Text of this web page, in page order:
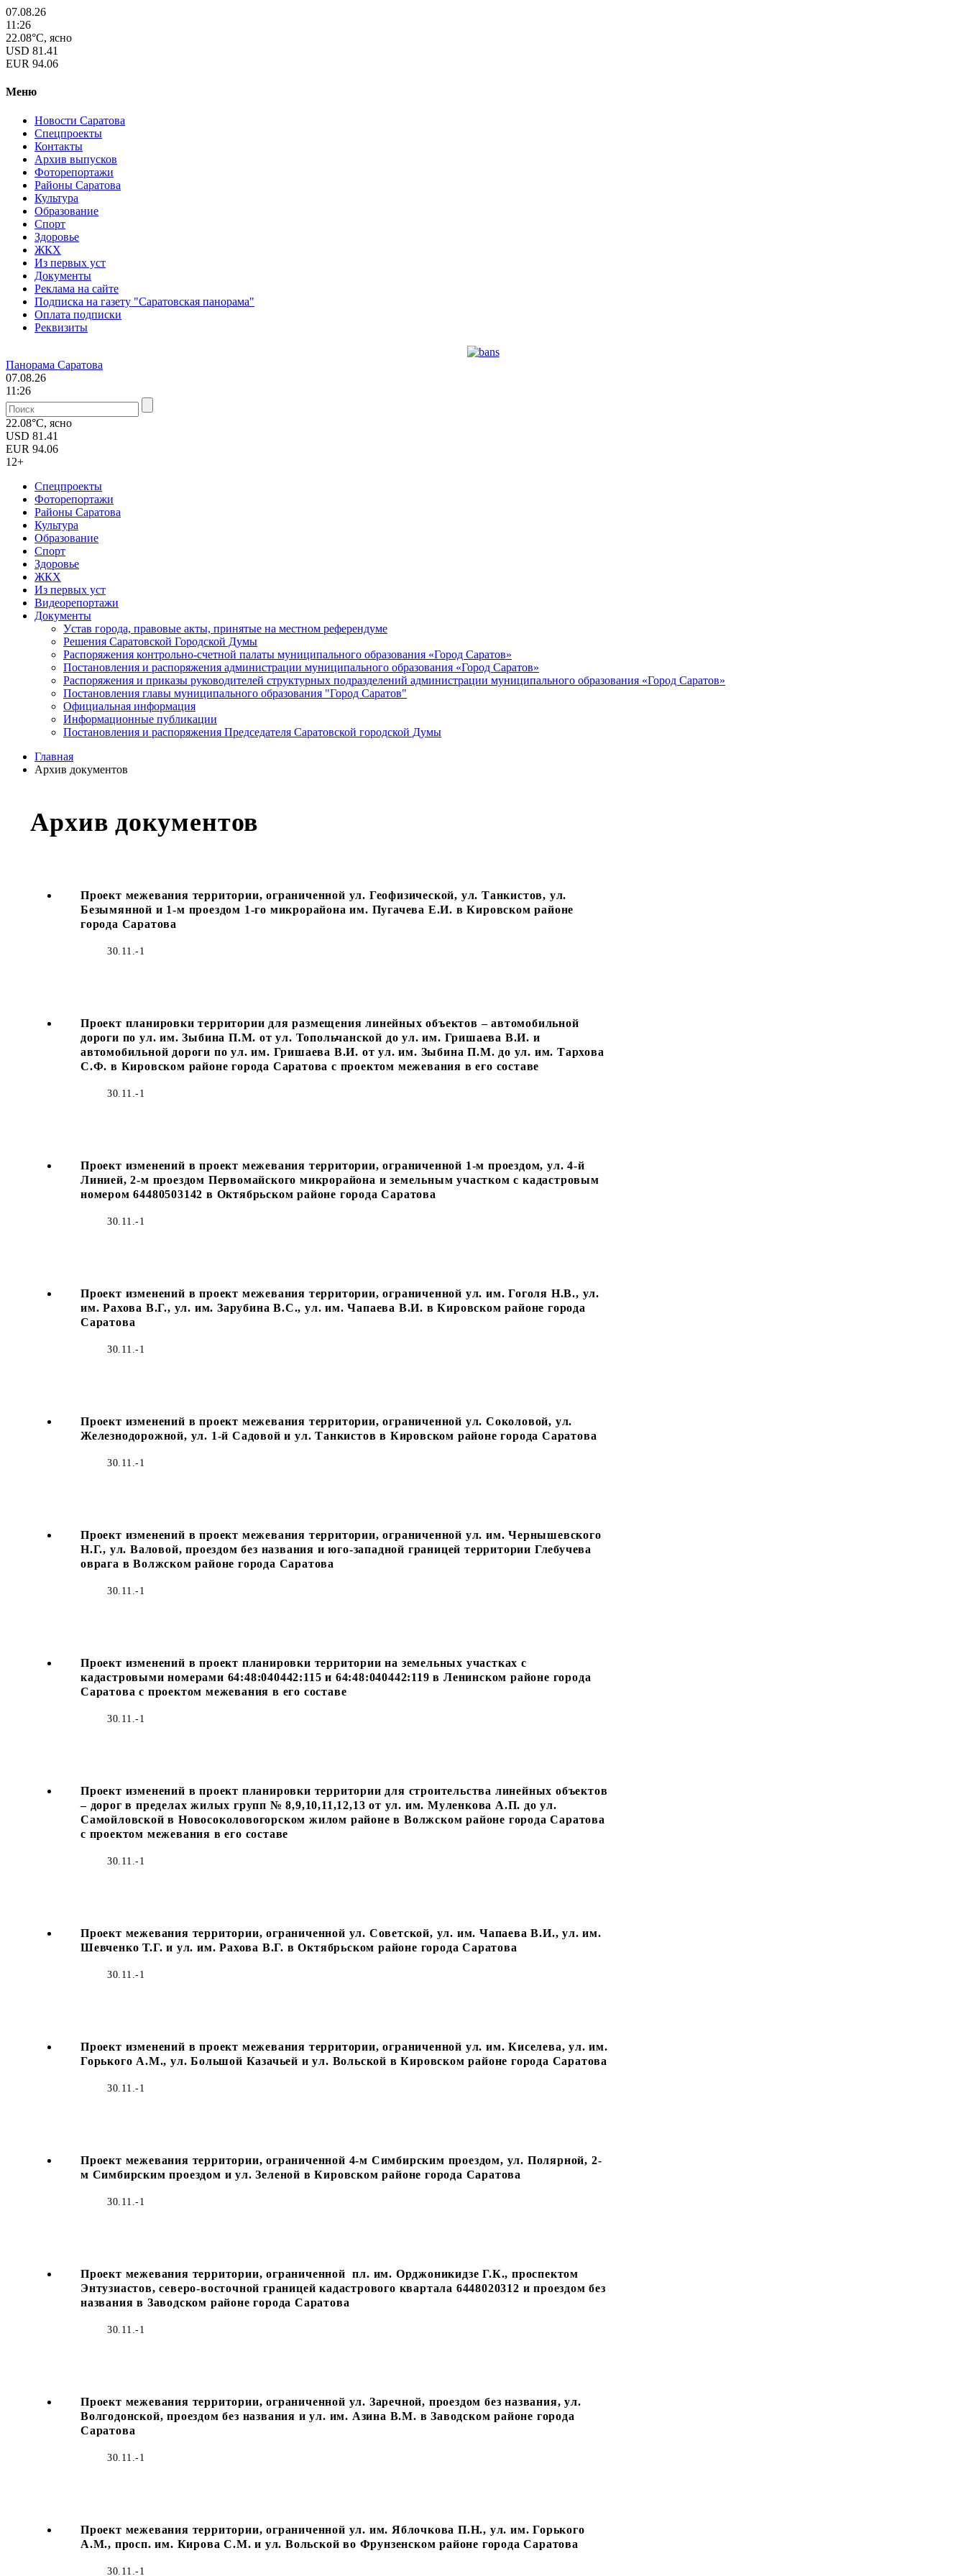
07.08.26
11:26
22.08°C, ясно
USD 81.41
EUR 94.06
Меню
Новости Саратова
Спецпроекты
Контакты
Архив выпусков
Фоторепортажи
Районы Саратова
Культура
Образование
Спорт
Здоровье
ЖКХ
Из пеpвых уст
Документы
Реклама на сайте
Подписка на газету "Саратовская панорама"
Оплата подписки
Реквизиты
Панорама Саратова
07.08.26
11:26
22.08°C, ясно
USD 81.41
EUR 94.06
12+
Спецпроекты
Фоторепортажи
Районы Саратова
Культура
Образование
Спорт
Здоровье
ЖКХ
Из пеpвых уст
Видеорепортажи
Документы
Уcтав города, правовые акты, принятые на местном референдуме
Решения Саратовской Городской Думы
Распоряжения контрольно-счетной палаты муниципального образования «Город Саратов»
Постановления и распоряжения администрации муниципального образования «Город Саратов»
Распоряжения и приказы руководителей структурных подразделений администрации муниципального образования «Город Саратов»
Постановления главы муниципального образования "Город Саратов"
Официальная информация
Информационные публикации
Постановления и распоряжения Председателя Саратовской городской Думы
Главная
Архив документов
Архив документов
Проект межевания территории, ограниченной ул. Геофизической, ул. Танкистов, ул.
Безымянной и 1-м проездом 1-го микрорайона им. Пугачева Е.И. в Кировском районе
города Саратова
30.11.-1
Проект планировки территории для размещения линейных объектов – автомобильной
дороги по ул. им. Зыбина П.М. от ул. Топольчанской до ул. им. Гришаева В.И. и
автомобильной дороги по ул. им. Гришаева В.И. от ул. им. Зыбина П.М. до ул. им. Тархова
С.Ф. в Кировском районе города Саратова с проектом межевания в его составе
30.11.-1
Проект изменений в проект межевания территории, ограниченной 1-м проездом, ул. 4-й
Линией, 2-м проездом Первомайского микрорайона и земельным участком с кадастровым
номером 64480503142 в Октябрьском районе города Саратова
30.11.-1
Проект изменений в проект межевания территории, ограниченной ул. им. Гоголя Н.В., ул.
им. Рахова В.Г., ул. им. Зарубина В.С., ул. им. Чапаева В.И. в Кировском районе города
Саратова
30.11.-1
Проект изменений в проект межевания территории, ограниченной ул. Соколовой, ул.
Железнодорожной, ул. 1-й Садовой и ул. Танкистов в Кировском районе города Саратова
30.11.-1
Проект изменений в проект межевания территории, ограниченной ул. им. Чернышевского
Н.Г., ул. Валовой, проездом без названия и юго-западной границей территории Глебучева
оврага в Волжском районе города Саратова
30.11.-1
Проект изменений в проект планировки территории на земельных участках с
кадастровыми номерами 64:48:040442:115 и 64:48:040442:119 в Ленинском районе города
Саратова с проектом межевания в его составе
30.11.-1
Проект изменений в проект планировки территории для строительства линейных объектов
– дорог в пределах жилых групп № 8,9,10,11,12,13 от ул. им. Муленкова А.П. до ул.
Самойловской в Новосоколовогорском жилом районе в Волжском районе города Саратова
с проектом межевания в его составе
30.11.-1
Проект межевания территории, ограниченной ул. Советской, ул. им. Чапаева В.И., ул. им.
Шевченко Т.Г. и ул. им. Рахова В.Г. в Октябрьском районе города Саратова
30.11.-1
Проект изменений в проект межевания территории, ограниченной ул. им. Киселева, ул. им.
Горького А.М., ул. Большой Казачьей и ул. Вольской в Кировском районе города Саратова
30.11.-1
Проект межевания территории, ограниченной 4-м Симбирским проездом, ул. Полярной, 2-
м Симбирским проездом и ул. Зеленой в Кировском районе города Саратова
30.11.-1
Проект межевания территории, ограниченной пл. им. Орджоникидзе Г.К., проспектом
Энтузиастов, северо-восточной границей кадастрового квартала 6448020312 и проездом без
названия в Заводском районе города Саратова
30.11.-1
Проект межевания территории, ограниченной ул. Заречной, проездом без названия, ул.
Волгодонской, проездом без названия и ул. им. Азина В.М. в Заводском районе города
Саратова
30.11.-1
Проект межевания территории, ограниченной ул. им. Яблочкова П.Н., ул. им. Горького
А.М., просп. им. Кирова С.М. и ул. Вольской во Фрунзенском районе города Саратова
30.11.-1